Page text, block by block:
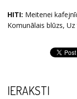
HITI: Meitenei
Komunālais blūzs, Uz
IERAKSTI